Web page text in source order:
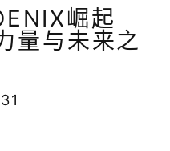
崛起
量与未来之